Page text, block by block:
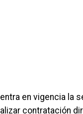
en vigencia la
contratación